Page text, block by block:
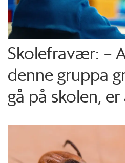
Skolefravær: –
denne gruppa
gå på skolen,